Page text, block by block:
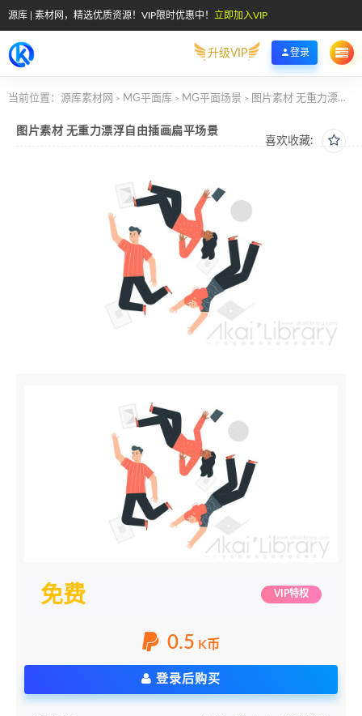
源库 | 素材网，精选优质资源！VIP限时优惠中！ 立即加入VIP
升级VIP 登录
当前位置： 源库素材网 > MG平面库 > MG平面场景 > 图片素材 无重力漂浮自由插画扁平场景
喜欢收藏:
图片素材 无重力漂浮自由插画扁平场景
免费 VIP特权
0.5 K币
登录后购买